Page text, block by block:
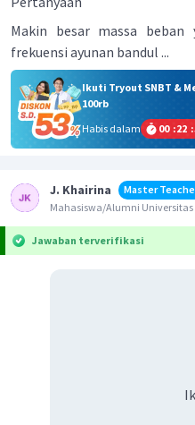
Makin besar massa
frekuensi ayunan bandul ...
Ikuti Tryout SNBT &
100rb
Habis dalam
00 :22 :
J. Khairina
Master
Mahasiswa/Alumni
Jawaban terverifikasi